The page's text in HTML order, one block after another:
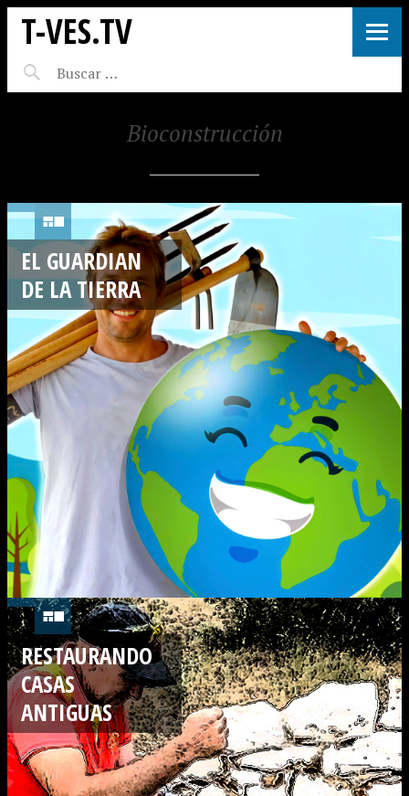
T-VES.TV
Bioconstrucción
EL GUARDIAN
DE LA TIERRA
RESTAURANDO
CASAS
ANTIGUAS